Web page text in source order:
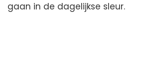
gaan in de dagelijkse sleur.